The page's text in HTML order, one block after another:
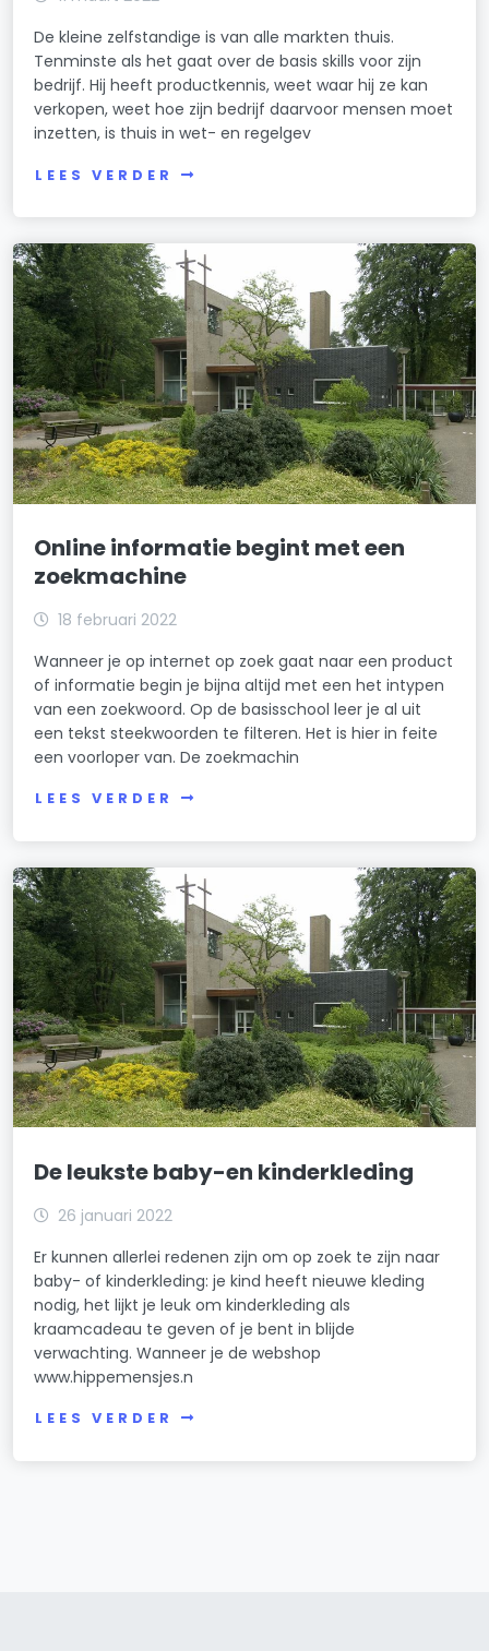
De kleine zelfstandige is van alle markten thuis.
Tenminste als het gaat over de basis skills voor zijn
bedrijf. Hij heeft productkennis, weet waar hij ze kan
verkopen, weet hoe zijn bedrijf daarvoor mensen moet
inzetten, is thuis in wet- en regelgev
LEES VERDER
Online informatie begint met een
zoekmachine
18 februari 2022
Wanneer je op internet op zoek gaat naar een product
of informatie begin je bijna altijd met een het intypen
van een zoekwoord. Op de basisschool leer je al uit
een tekst steekwoorden te filteren. Het is hier in feite
een voorloper van. De zoekmachin
LEES VERDER
De leukste baby-en kinderkleding
26 januari 2022
Er kunnen allerlei redenen zijn om op zoek te zijn naar
baby- of kinderkleding: je kind heeft nieuwe kleding
nodig, het lijkt je leuk om kinderkleding als
kraamcadeau te geven of je bent in blijde
verwachting. Wanneer je de webshop
www.hippemensjes.n
LEES VERDER